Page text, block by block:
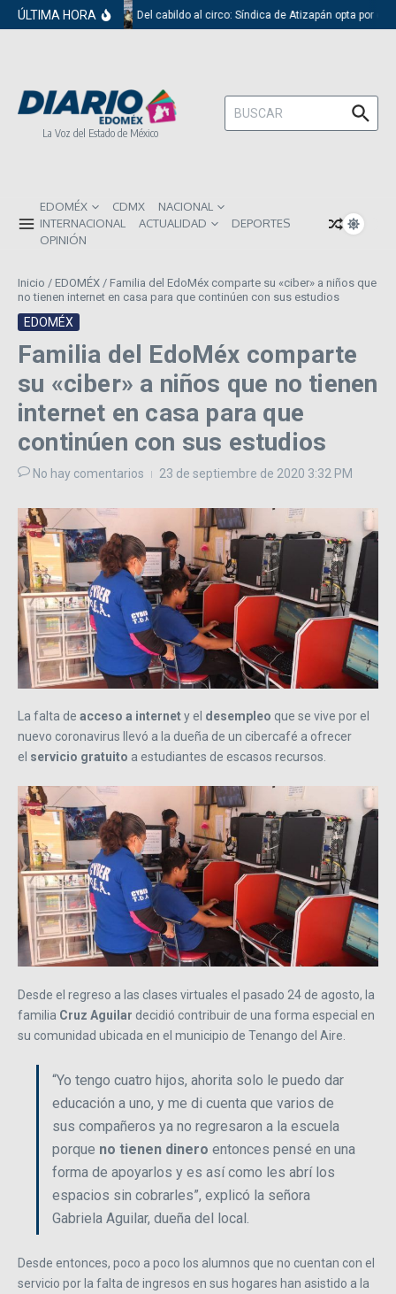
Saltar al contenido
ÚLTIMA HORA Del cabildo al circo: Síndica de Atizapán opta por el
La Voz del Estado de México
Buscar:
EDOMÉX CDMX
NACIONAL
INTERNACIONAL
ACTUALIDAD
DEPORTES
OPINIÓN
Inicio / EDOMÉX / Familia del EdoMéx comparte su «ciber» a niños que
no tienen internet en casa para que continúen con sus estudios
EDOMÉX
Familia del EdoMéx comparte
su «ciber» a niños que no tienen
internet en casa para que
continúen con sus estudios
No hay comentarios 23 de septiembre de 2020 3:32 PM
La falta de acceso a internety el desempleo que se vive por el
nuevo coronavirus llevó a la dueña de un cibercafé a ofrecer
el servicio gratuito a estudiantes de escasos recursos.
Desde el regreso a las clases virtuales el pasado 24 de agosto, la
familia Cruz Aguilar decidió contribuir de una forma especial en
su comunidad ubicada en el municipio de Tenango del Aire.
“Yo tengo cuatro hijos, ahorita solo le puedo dar
educación a uno, y me di cuenta que varios de
sus compañeros ya no regresaron a la escuela
porque no tienen dinero entonces pensé en una
forma de apoyarlos y es así como les abrí los
espacios sin cobrarles”, explicó la señora
Gabriela Aguilar, dueña del local.
Desde entonces, poco a poco los alumnos que no cuentan con el
servicio por la falta de ingresos en sus hogares han asistido a la